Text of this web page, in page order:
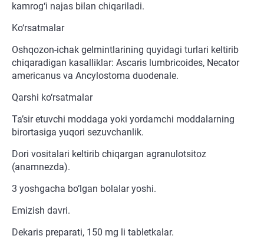
kamrog‘i najas bilan chiqariladi.
Ko‘rsatmalar
Oshqozon-ichak gelmintlarining quyidagi turlari keltirib
chiqaradigan kasalliklar: Ascaris lumbricoides, Necator
americanus va Ancylostoma duodenale.
Qarshi ko‘rsatmalar
Ta’sir etuvchi moddaga yoki yordamchi moddalarning
birortasiga yuqori sezuvchanlik.
Dori vositalari keltirib chiqargan agranulotsitoz
(anamnezda).
3 yoshgacha bo‘lgan bolalar yoshi.
Emizish davri.
Dekaris preparati, 150 mg li tabletkalar.